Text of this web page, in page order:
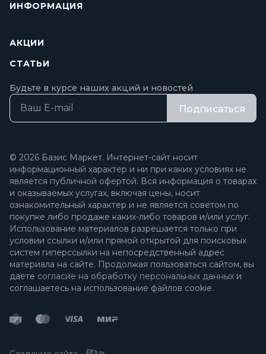
ИНФОРМАЦИЯ
АКЦИИ
СТАТЬИ
Будьте в курсе наших акций и новостей
Подписаться
© 2026 Базис Маркет. Интернет-сайт носит
информационный характер и ни при каких условиях не
является публичной офертой. Вся информация о товарах
и оказываемых услугах, включая цены, носит
ознакомительный характер и не является советом по
покупке либо продаже каких-либо товаров и/или услуг.
Использование материалов разрешается только при
условии ссылки и/или прямой открытой для поисковых
систем гиперссылки на непосредственный адрес
материала на сайте. Продолжая пользоваться сайтом, вы
даете согласие на обработку персональных данных и
соглашаетесь на использование файлов cookie.